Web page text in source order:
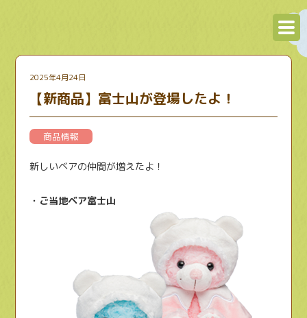
2025年4月24日
【新商品】富士山が登場したよ！
商品情報
新しいベアの仲間が増えたよ！
・ご当地ベア富士山